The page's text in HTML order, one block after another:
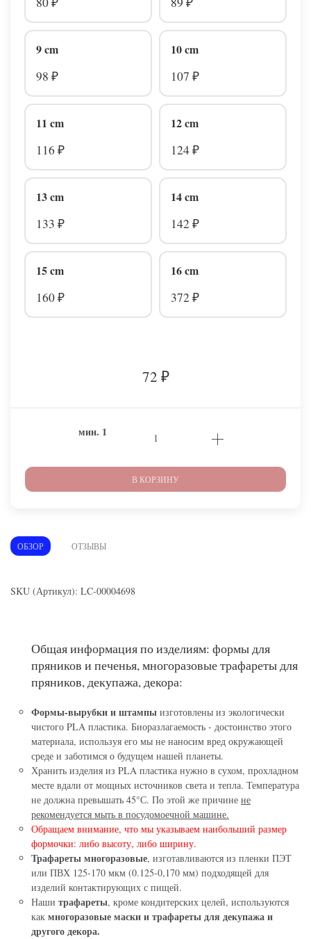
₽ ₽
9 cm
98 ₽
10 cm
107 ₽
11 cm
116 ₽
12 cm
124 ₽
13 cm
133 ₽
14 cm
142 ₽
15 cm
160 ₽
16 cm
372 ₽
72 ₽
мин. 1
В КОРЗИНУ
ОБЗОР ОТЗЫВЫ
SKU (Артикул): LC-00004698
Общая информация по изделиям: формы для
пряников и печенья, многоразовые трафареты для
пряников, декупажа, декора:
Формы-вырубки и штампы изготовлены из экологически
чистого PLA пластика. Биоразлагаемость - достоинство этого
материала, используя его мы не наносим вред окружающей
среде и заботимся о будущем нашей планеты.
Хранить изделия из PLA пластика нужно в сухом, прохладном
месте вдали от мощных источников света и тепла. Температура
не должна превышать 45°С. По этой же причине не
рекомендуется мыть в посудомоечной машине.
Обращаем внимание, что мы указываем наибольший размер
формочки: либо высоту, либо ширину.
Трафареты многоразовые, изготавливаются из пленки ПЭТ
или ПВХ 125-170 мкм (0.125-0,170 мм) подходящей для
изделий контактирующих с пищей.
Наши трафареты, кроме кондитерских целей, используются
как многоразовые маски и трафареты для декупажа и
другого декора.